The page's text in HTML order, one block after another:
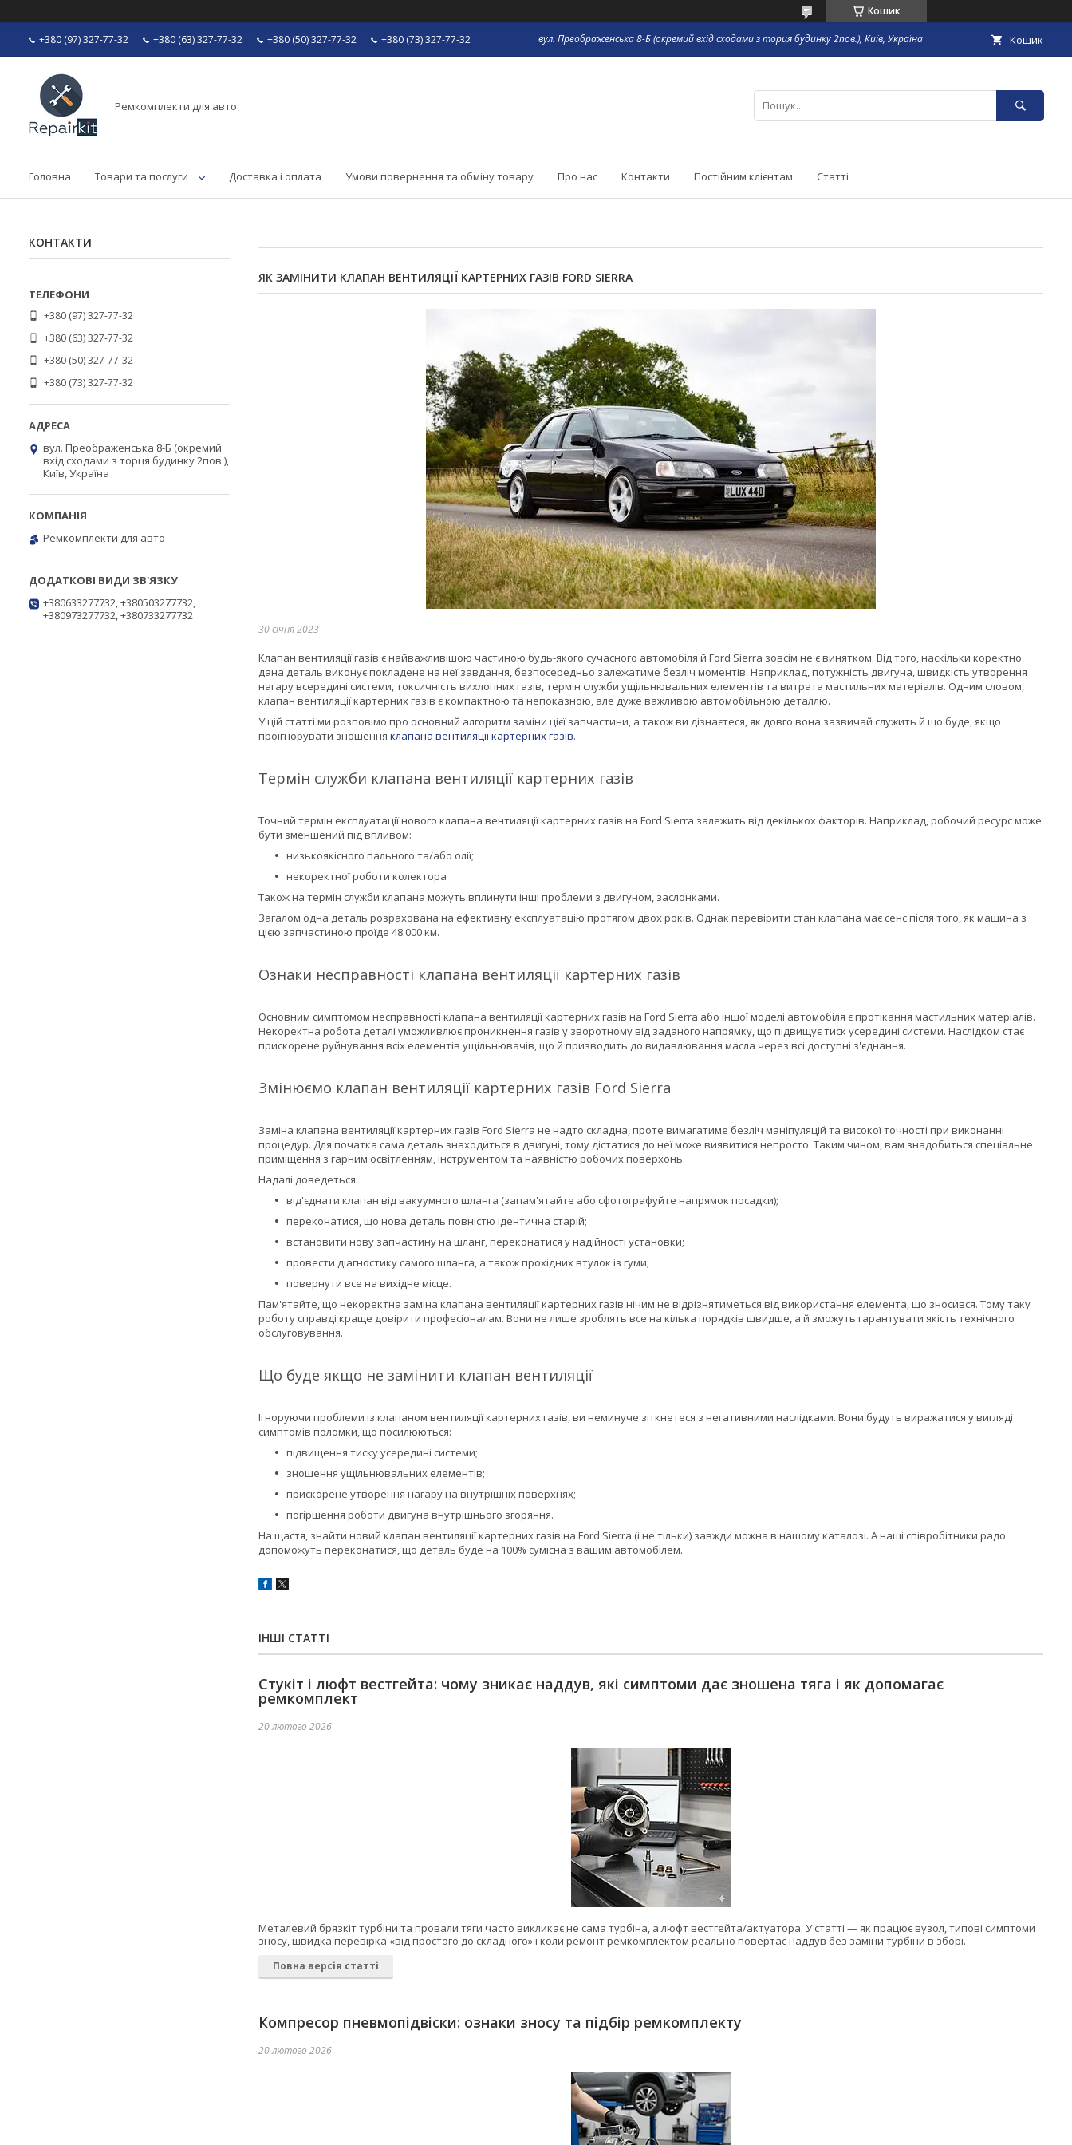
Кошик
+380 (97) 327-77-32 +380 (63) 327-77-32 +380 (50) 327-77-32 +380 (73) 327-77-32 вул. Преображенська 8-Б (окремий вхід сходами з торця будинку 2пов.), Київ, Україна Кошик
Ремкомплекти для авто
Головна Товари та послуги Доставка і оплата Умови повернення та обміну товару Про нас Контакти Постійним клієнтам Статті
ЯК ЗАМІНИТИ КЛАПАН ВЕНТИЛЯЦІЇ КАРТЕРНИХ ГАЗІВ FORD SIERRA
30 січня 2023
Клапан вентиляції газів є найважливішою частиною будь-якого сучасного автомобіля й Ford Sierra зовсім не є винятком. Від того, наскільки коректно
дана деталь виконує покладене на неї завдання, безпосередньо залежатиме безліч моментів. Наприклад, потужність двигуна, швидкість утворення
нагару всередині системи, токсичність вихлопних газів, термін служби ущільнювальних елементів та витрата мастильних матеріалів. Одним словом,
клапан вентиляції картерних газів є компактною та непоказною, але дуже важливою автомобільною деталлю.
У цій статті ми розповімо про основний алгоритм заміни цієї запчастини, а також ви дізнаєтеся, як довго вона зазвичай служить й що буде, якщо
проігнорувати зношення клапана вентиляції картерних газів.
Термін служби клапана вентиляції картерних газів
Точний термін експлуатації нового клапана вентиляції картерних газів на Ford Sierra залежить від декількох факторів. Наприклад, робочий ресурс може
бути зменшений під впливом:
низькоякісного пального та/або олії;
некоректної роботи колектора
Також на термін служби клапана можуть вплинути інші проблеми з двигуном, заслонками.
Загалом одна деталь розрахована на ефективну експлуатацію протягом двох років. Однак перевірити стан клапана має сенс після того, як машина з
цією запчастиною проїде 48.000 км.
Ознаки несправності клапана вентиляції картерних газів
Основним симптомом несправності клапана вентиляції картерних газів на Ford Sierra або іншої моделі автомобіля є протікання мастильних матеріалів.
Некоректна робота деталі уможливлює проникнення газів у зворотному від заданого напрямку, що підвищує тиск усередині системи. Наслідком стає
прискорене руйнування всіх елементів ущільнювачів, що й призводить до видавлювання масла через всі доступні з'єднання.
Змінюємо клапан вентиляції картерних газів Ford Sierra
Заміна клапана вентиляції картерних газів Ford Sierra не надто складна, проте вимагатиме безліч маніпуляцій та високої точності при виконанні
процедур. Для початка сама деталь знаходиться в двигуні, тому дістатися до неї може виявитися непросто. Таким чином, вам знадобиться спеціальне
приміщення з гарним освітленням, інструментом та наявністю робочих поверхонь.
Надалі доведеться:
від'єднати клапан від вакуумного шланга (запам'ятайте або сфотографуйте напрямок посадки);
переконатися, що нова деталь повністю ідентична старій;
встановити нову запчастину на шланг, переконатися у надійності установки;
провести діагностику самого шланга, а також прохідних втулок із гуми;
повернути все на вихідне місце.
Пам'ятайте, що некоректна заміна клапана вентиляції картерних газів нічим не відрізнятиметься від використання елемента, що зносився. Тому таку
роботу справді краще довірити професіоналам. Вони не лише зроблять все на кілька порядків швидше, а й зможуть гарантувати якість технічного
обслуговування.
Що буде якщо не замінити клапан вентиляції
Ігноруючи проблеми із клапаном вентиляції картерних газів, ви неминуче зіткнетеся з негативними наслідками. Вони будуть виражатися у вигляді
симптомів поломки, що посилюються:
підвищення тиску усередині системи;
зношення ущільнювальних елементів;
прискорене утворення нагару на внутрішніх поверхнях;
погіршення роботи двигуна внутрішнього згоряння.
На щастя, знайти новий клапан вентиляції картерних газів на Ford Sierra (і не тільки) завжди можна в нашому каталозі. А наші співробітники радо
допоможуть переконатися, що деталь буде на 100% сумісна з вашим автомобілем.
ІНШІ СТАТТІ
Стукіт і люфт вестгейта: чому зникає наддув, які симптоми дає зношена тяга і як допомагає
ремкомплект
20 лютого 2026
Металевий брязкіт турбіни та провали тяги часто викликає не сама турбіна, а люфт вестгейта/актуатора. У статті — як працює вузол, типові симптоми
зносу, швидка перевірка «від простого до складного» і коли ремонт ремкомплектом реально повертає наддув без заміни турбіни в зборі.
Повна версія статті
Компресор пневмопідвіски: ознаки зносу та підбір ремкомплекту
20 лютого 2026
КОНТАКТИ
+380 (97) 327-77-32
+380 (63) 327-77-32
+380 (50) 327-77-32
+380 (73) 327-77-32
вул. Преображенська 8-Б (окремий
вхід сходами з торця будинку 2пов.),
Київ, Україна
Ремкомплекти для авто
+380633277732, +380503277732,
+380973277732, +380733277732